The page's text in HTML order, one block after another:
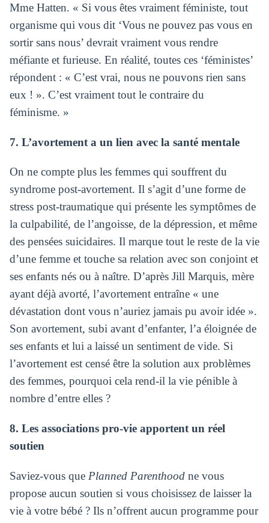
Mme Hatten. « Si vous êtes vraiment féministe, tout
organisme qui vous dit ‘Vous ne pouvez pas vous en
sortir sans nous’ devrait vraiment vous rendre
méfiante et furieuse. En réalité, toutes ces ‘féministes’
répondent : « C’est vrai, nous ne pouvons rien sans
eux ! ». C’est vraiment tout le contraire du
féminisme. »
7. L’avortement a un lien avec la santé mentale
On ne compte plus les femmes qui souffrent du
syndrome post-avortement. Il s’agit d’une forme de
stress post-traumatique qui présente les symptômes de
la culpabilité, de l’angoisse, de la dépression, et même
des pensées suicidaires. Il marque tout le reste de la vie
d’une femme et touche sa relation avec son conjoint et
ses enfants nés ou à naître. D’après Jill Marquis, mère
ayant déjà avorté, l’avortement entraîne « une
dévastation dont vous n’auriez jamais pu avoir idée ».
Son avortement, subi avant d’enfanter, l’a éloignée de
ses enfants et lui a laissé un sentiment de vide. Si
l’avortement est censé être la solution aux problèmes
des femmes, pourquoi cela rend-il la vie pénible à
nombre d’entre elles ?
8. Les associations pro-vie apportent un réel
soutien
Saviez-vous que Planned Parenthoodne vous
propose aucun soutien si vous choisissez de laisser la
vie à votre bébé ? Ils n’offrent aucun programme pour